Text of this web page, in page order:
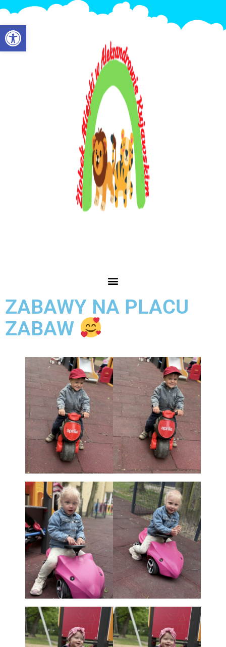
Otwórz pasek narzędzi
ZABAWY NA PLACU
ZABAW